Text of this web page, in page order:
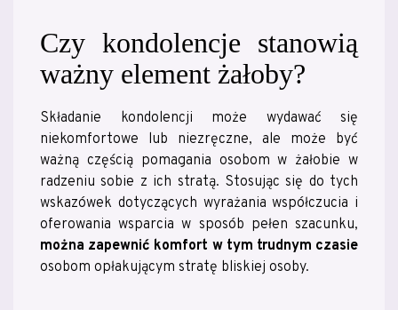
Czy kondolencje stanowią
ważny element żałoby?
Składanie kondolencji może wydawać się
niekomfortowe lub niezręczne, ale może być
ważną częścią pomagania osobom w żałobie w
radzeniu sobie z ich stratą. Stosując się do tych
wskazówek dotyczących wyrażania współczucia i
oferowania wsparcia w sposób pełen szacunku,
można zapewnić komfort w tym trudnym czasie
osobom opłakującym stratę bliskiej osoby.